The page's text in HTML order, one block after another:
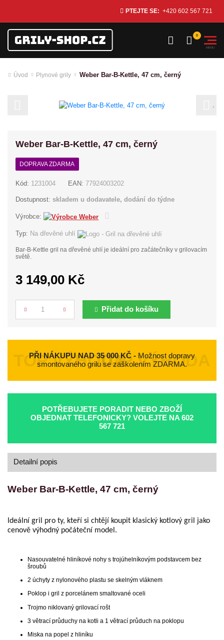
PTEJTE SE: +420 602 567 721
Úvod Plynové grily Weber Bar-B-Kettle, 47 cm, černý
Next
Weber Bar-B-Kettle, 47 cm, černý
DOPRAVA ZDARMA
Kód: 1231004 EAN: 77924003202
Dostupnost:skladem u dodavatele, dodání do týdne
Výrobce:
Typ: Na dřevěné uhlí
Bar-B-Kettle gril na dřevěné uhlí je ideální pro začátečníky v grilovacím
světě.
3 149,00 Kč
Počet Přidat do košíku
PŘI NÁKUPU NAD 35 000 KČ - Možnost dopravy
smontovaného grilu se zaškolením ZDARMA.
POTŘEBUJETE PORADIT NEBO ZBOŽÍ
OBJEDNAT TELEFONICKY? VOLEJTE NA 602
567 721
Detailní popis
Weber Bar-B-Kettle, 47 cm, černý
Ideální gril pro ty, kteří si chtějí koupit klasický kotlový gril jako
cenově výhodný počáteční model.
Nasouvatelné hliníkové nohy s trojúhelníkovým podstavcem bez
šroubů
2 úchyty z nylonového plastu se skelným vláknem
Poklop i gril z porcelánem smaltované oceli
Trojmo niklovaný grilovací rošt
3 větrací průduchy na kotli a 1 větrací průduch na poklopu
Miska na popel z hliníku